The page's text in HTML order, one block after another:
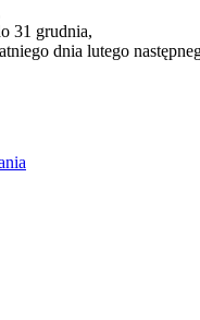
31 grudnia,
dnia lutego